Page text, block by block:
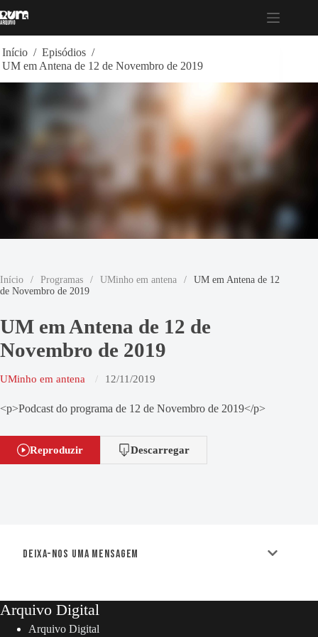
para
Início / Episódios /
UM em Antena de 12 de Novembro de 2019
Início / Programas / UMinho em antena /
UM em Antena de 12
de Novembro de 2019
UM em Antena de 12 de
Novembro de 2019
UMinho em antena 12/11/2019
<p>Podcast do programa de 12 de Novembro de 2019</p>
Reproduzir Descarregar
Deixa-nos uma mensagem
Arquivo Digital
Arquivo Digital